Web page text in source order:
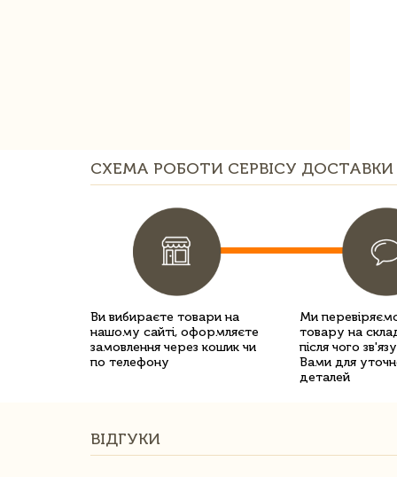
СХЕМА РОБОТИ СЕРВІСУ ДОСТАВКИ
Ви вибираєте товари на
нашому сайті, оформляєте
замовлення через кошик чи
по телефону
Ми
товару на
після чого
Вами для
деталей
ВІДГУКИ